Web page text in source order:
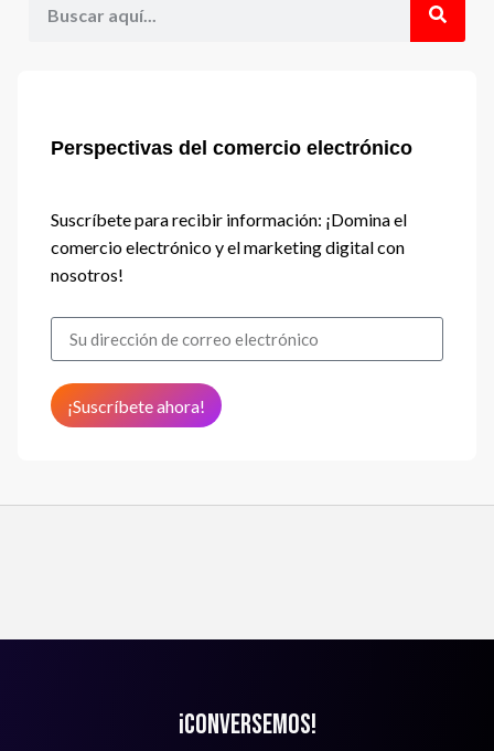
Perspectivas del comercio electrónico
Suscríbete para recibir información: ¡Domina el
comercio electrónico y el marketing digital con
nosotros!
¡Suscríbete ahora!
¡Conversemos!